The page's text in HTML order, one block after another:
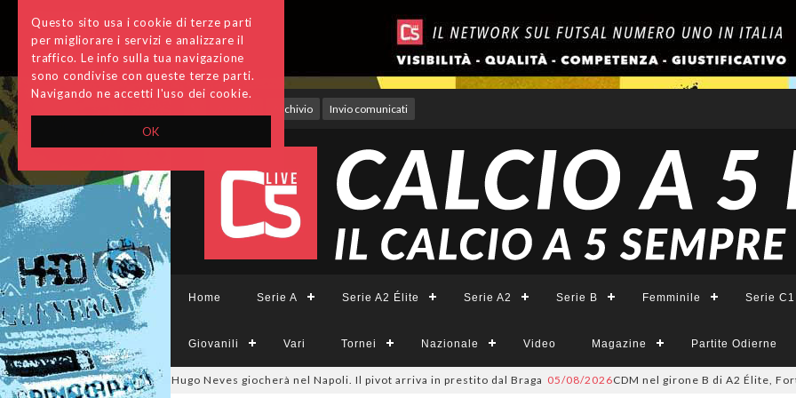
OK
Questo sito usa i cookie di terze parti
per migliorare i servizi e analizzare il
traffico. Le info sulla tua navigazione
sono condivise con queste terze parti.
Navigando ne accetti l'uso dei cookie.
Archivio Invio comunicati
Home Serie A Serie A2 Élite Serie A2 Serie B Femminile Serie C1
Giovanili Vari Tornei Nazionale Video Magazine Partite Odierne
ora è ufficiale: Hugo Neves giocherà nel Napoli. Il pivot arriva in prestito dal Braga 05/08/2026CDM nel girone B di A2 Élite,